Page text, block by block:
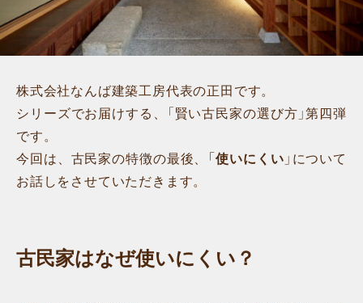
株式会社なんば建築工房代表の正田です。
シリーズでお届けする、「賢い古民家の選び方」第四弾
です。
今回は、古民家の特徴の最後、
「使いにくい 」について
お話しをさせていただきます。
古民家はなぜ使いにくい？